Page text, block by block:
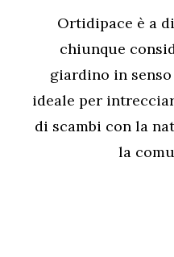
Ortidipace è a
chiunque
giardino in
ideale per
di scambi con la
la